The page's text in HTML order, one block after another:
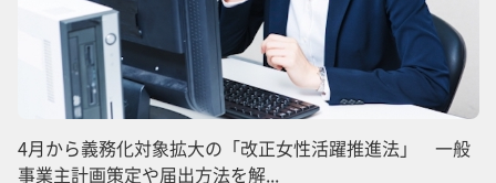
4月から義務化対象拡大の「改正女性活躍推進法」 一般
事業主計画策定や届出方法を解...